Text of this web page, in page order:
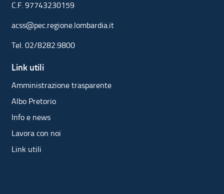
C.F. 97743230159
acss@pec.regione.lombardia.it
Tel.02/8282.9800
Link utili
Amministrazione trasparente
Albo Pretorio
Info e news
Lavora con noi
Link utili